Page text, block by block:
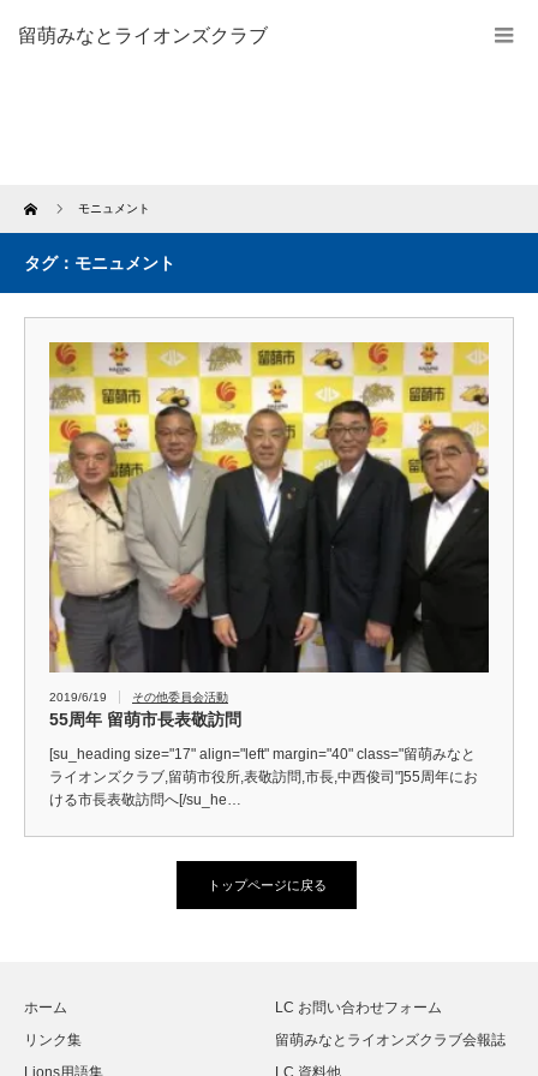
留萌みなとライオンズクラブ
Home モニュメント
タグ：モニュメント
2019/6/19 その他委員会活動
55周年 留萌市長表敬訪問
[su_heading size="17" align="left" margin="40" class="留萌みなと
ライオンズクラブ,留萌市役所,表敬訪問,市長,中西俊司"]55周年にお
ける市長表敬訪問へ[/su_he…
トップページに戻る
ホーム
LC お問い合わせフォーム
リンク集
留萌みなとライオンズクラブ会報誌
Lions用語集
LC 資料他